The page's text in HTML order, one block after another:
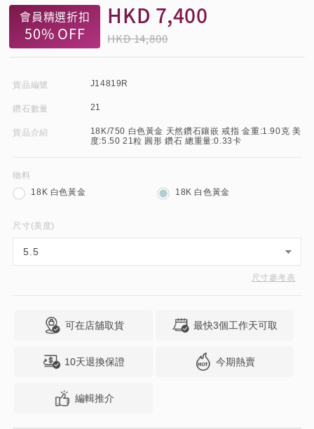
HKD 7,400
HKD 14,800
會員精選折扣
50% OFF
貨品編號 J14819R
鑽石數量 21
貨品介紹
18K/750 白色黃金 天然鑽石鑲嵌 戒指 金重:1.90克 美
度:5.50 21粒 圓形 鑽石 總重量:0.33卡
物料
18K 白色黃金
18K 白色黃金
尺寸(美度)
尺寸參考表
可在店舖取貨 最快3個工作天可取
10天退換保證 今期熱賣
編輯推介